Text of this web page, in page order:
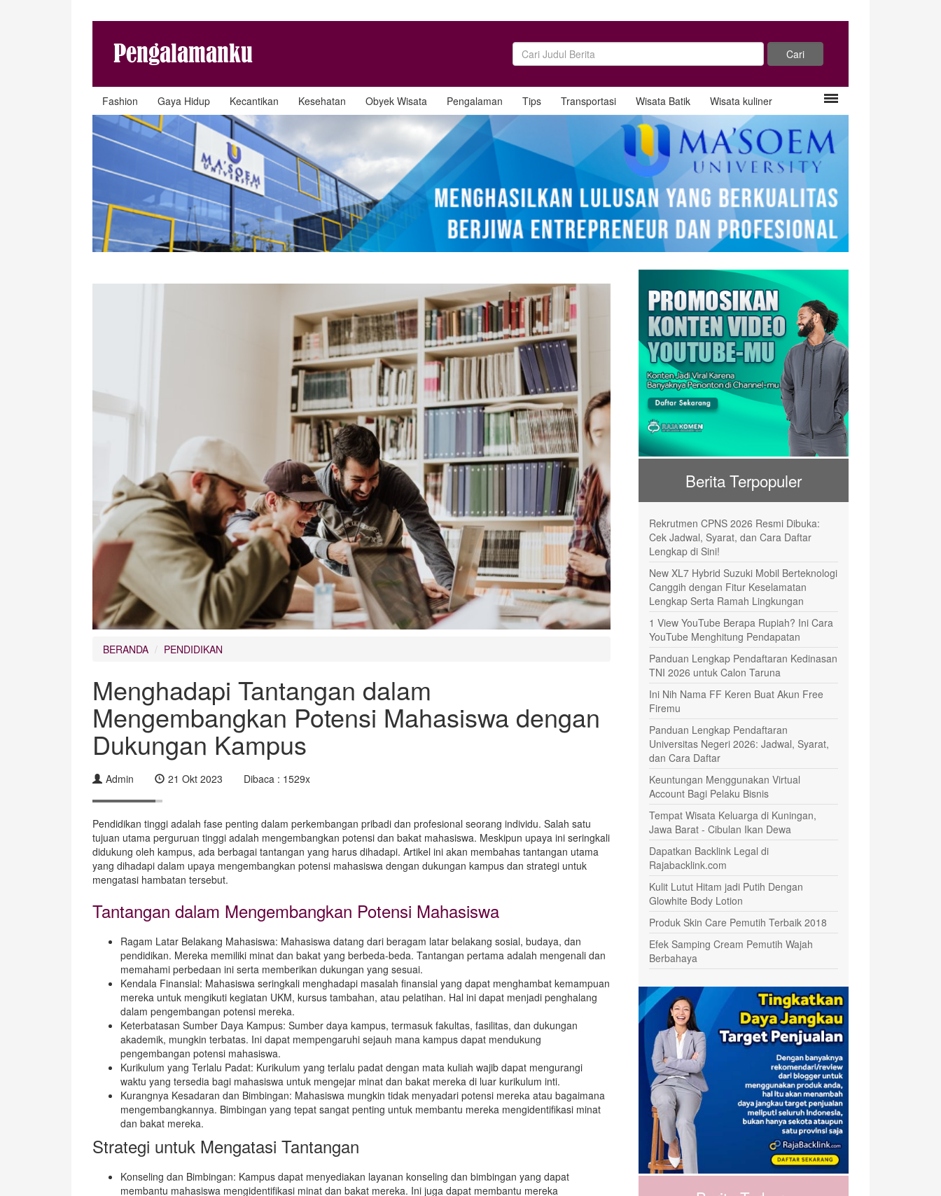
Fashion Gaya Hidup Kecantikan Kesehatan Obyek Wisata Pengalaman Tips Transportasi Wisata Batik Wisata kuliner
BERANDA PENDIDIKAN
Menghadapi Tantangan dalam
Mengembangkan Potensi Mahasiswa dengan
Dukungan Kampus
Admin 21 Okt 2023 Dibaca : 1529x
Pendidikan tinggi adalah fase penting dalam perkembangan pribadi dan profesional seorang individu. Salah satu
tujuan utama perguruan tinggi adalah mengembangkan potensi dan bakat mahasiswa. Meskipun upaya ini seringkali
didukung oleh kampus, ada berbagai tantangan yang harus dihadapi. Artikel ini akan membahas tantangan utama
yang dihadapi dalam upaya mengembangkan potensi mahasiswa dengan dukungan kampus dan strategi untuk
mengatasi hambatan tersebut.
Tantangan dalam Mengembangkan Potensi Mahasiswa
Ragam Latar Belakang Mahasiswa: Mahasiswa datang dari beragam latar belakang sosial, budaya, dan
pendidikan. Mereka memiliki minat dan bakat yang berbeda-beda. Tantangan pertama adalah mengenali dan
memahami perbedaan ini serta memberikan dukungan yang sesuai.
Kendala Finansial: Mahasiswa seringkali menghadapi masalah finansial yang dapat menghambat kemampuan
mereka untuk mengikuti kegiatan UKM, kursus tambahan, atau pelatihan. Hal ini dapat menjadi penghalang
dalam pengembangan potensi mereka.
Keterbatasan Sumber Daya Kampus: Sumber daya kampus, termasuk fakultas, fasilitas, dan dukungan
akademik, mungkin terbatas. Ini dapat mempengaruhi sejauh mana kampus dapat mendukung
pengembangan potensi mahasiswa.
Kurikulum yang Terlalu Padat: Kurikulum yang terlalu padat dengan mata kuliah wajib dapat mengurangi
waktu yang tersedia bagi mahasiswa untuk mengejar minat dan bakat mereka di luar kurikulum inti.
Kurangnya Kesadaran dan Bimbingan: Mahasiswa mungkin tidak menyadari potensi mereka atau bagaimana
mengembangkannya. Bimbingan yang tepat sangat penting untuk membantu mereka mengidentifikasi minat
dan bakat mereka.
Strategi untuk Mengatasi Tantangan
Konseling dan Bimbingan: Kampus dapat menyediakan layanan konseling dan bimbingan yang dapat
membantu mahasiswa mengidentifikasi minat dan bakat mereka. Ini juga dapat membantu mereka
Berita Terpopuler
Rekrutmen CPNS 2026 Resmi Dibuka:
Cek Jadwal, Syarat, dan Cara Daftar
Lengkap di Sini!
New XL7 Hybrid Suzuki Mobil Berteknologi
Canggih dengan Fitur Keselamatan
Lengkap Serta Ramah Lingkungan
1 View YouTube Berapa Rupiah? Ini Cara
YouTube Menghitung Pendapatan
Panduan Lengkap Pendaftaran Kedinasan
TNI 2026 untuk Calon Taruna
Ini Nih Nama FF Keren Buat Akun Free
Firemu
Panduan Lengkap Pendaftaran
Universitas Negeri 2026: Jadwal, Syarat,
dan Cara Daftar
Keuntungan Menggunakan Virtual
Account Bagi Pelaku Bisnis
Tempat Wisata Keluarga di Kuningan,
Jawa Barat - Cibulan Ikan Dewa
Dapatkan Backlink Legal di
Rajabacklink.com
Kulit Lutut Hitam jadi Putih Dengan
Glowhite Body Lotion
Produk Skin Care Pemutih Terbaik 2018
Efek Samping Cream Pemutih Wajah
Berbahaya